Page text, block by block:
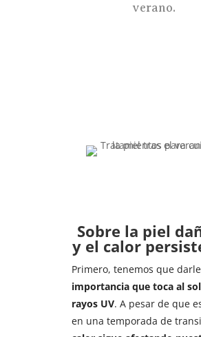
verano.
Sobre la piel
y el calor
Primero, tenemos que
importancia que toca al
rayos UV. A pesar de que
en una temporada de